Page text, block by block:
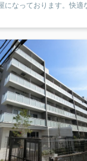
になっております。快適